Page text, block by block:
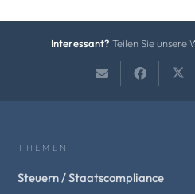
Interessant? Teilen Sie unsere
THEMEN
Steuern / Staatscompliance